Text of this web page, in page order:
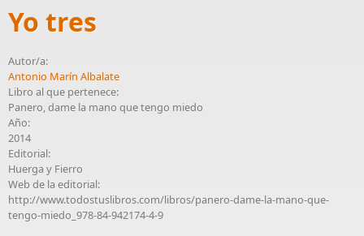
Yo tres
Autor/a:
Antonio Marín Albalate
Libro al que pertenece:
Panero, dame la mano que tengo miedo
Año:
2014
Editorial:
Huerga y Fierro
Web de la editorial:
http://www.todostuslibros.com/libros/panero-dame-la-mano-que-
tengo-miedo_978-84-942174-4-9